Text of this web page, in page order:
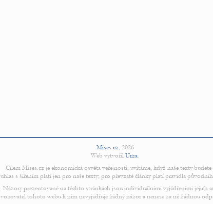
Mises.cz, 2026
Web vytvořil Urza.
Cílem Mises.cz je ekonomická osvěta veřejnosti; uvítáme, když naše texty budete
s šířením platí jen pro naše texty; pro převzaté články platí pravidla
Názory prezentované na těchto stránkách jsou individuálními vyjádřeními jejich
tohoto webu k nim nevyjadřuje žádný názor a nenese za ně žádnou